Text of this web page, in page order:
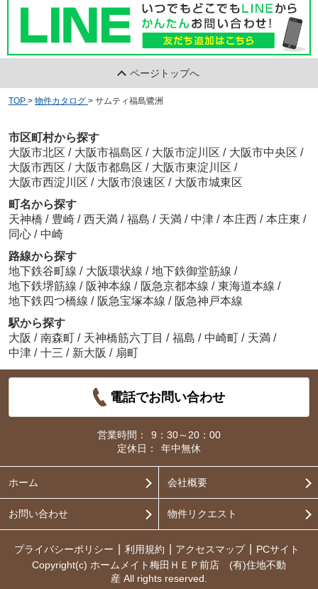
ページトップへ
TOP > 物件カタログ > サムティ福島鷺洲
市区町村から探す
大阪市北区 / 大阪市福島区 / 大阪市淀川区 / 大阪市中央区 /
大阪市西区 / 大阪市都島区 / 大阪市東淀川区 /
大阪市西淀川区 / 大阪市浪速区 / 大阪市城東区
町名から探す
天神橋 / 豊崎 / 西天満 / 福島 / 天満 / 中津 / 本庄西 / 本庄東 /
同心 / 中崎
路線から探す
地下鉄谷町線 / 大阪環状線 / 地下鉄御堂筋線 /
地下鉄堺筋線 / 阪神本線 / 阪急京都本線 / 東海道本線 /
地下鉄四つ橋線 / 阪急宝塚本線 / 阪急神戸本線
駅から探す
大阪 / 南森町 / 天神橋筋六丁目 / 福島 / 中崎町 / 天満 /
中津 / 十三 / 新大阪 / 扇町
電話でお問い合わせ
営業時間：
9：30～20：00
定休日：
年中無休
ホーム 会社概要
お問い合わせ 物件リクエスト
プライバシーポリシー 利用規約 アクセスマップ
PCサイト
Copyright(c) ホームメイト梅田ＨＥＰ前店 (有)住地不動
産 All rights reserved.